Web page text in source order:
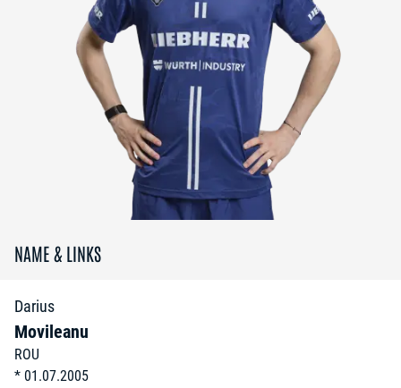
NAME & LINKS
Darius
Movileanu
ROU
* 01.07.2005